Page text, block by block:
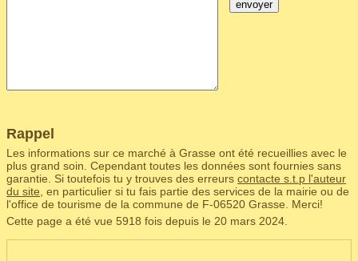
envoyer
Rappel
Les informations sur ce marché à Grasse ont été recueillies avec le
plus grand soin. Cependant toutes les données sont fournies sans
garantie. Si toutefois tu y trouves des erreurs contacte s.t.p l'auteur
du site , en particulier si tu fais partie des services de la mairie ou de
l'office de tourisme de la commune de F‑06520 Grasse. Merci!
Cette page a été vue 5918 fois depuis le 20 mars 2024.